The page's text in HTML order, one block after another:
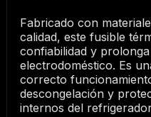
Fabricado con
calidad, este fusible
confiabilidad y
electrodoméstico. Es
correcto
descongelación y
internos del